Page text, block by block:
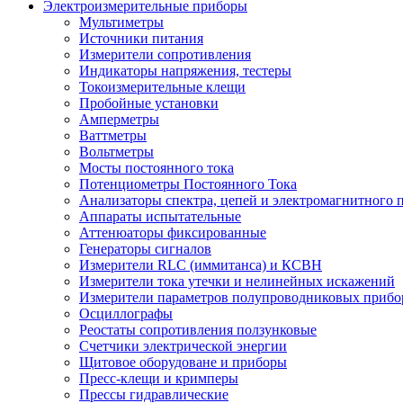
Электроизмерительные приборы
Мультиметры
Источники питания
Измерители сопротивления
Индикаторы напряжения, тестеры
Токоизмерительные клещи
Пробойные установки
Амперметры
Ваттметры
Вольтметры
Мосты постоянного тока
Потенциометры Постоянного Тока
Анализаторы спектра, цепей и электромагнитного
Аппараты испытательные
Аттенюаторы фиксированные
Генераторы сигналов
Измерители RLC (иммитанса) и КСВН
Измерители тока утечки и нелинейных искажений
Измерители параметров полупроводниковых
Осциллографы
Реостаты сопротивления ползунковые
Счетчики электрической энергии
Щитовое оборудоване и приборы
Пресс-клещи и кримперы
Прессы гидравлические